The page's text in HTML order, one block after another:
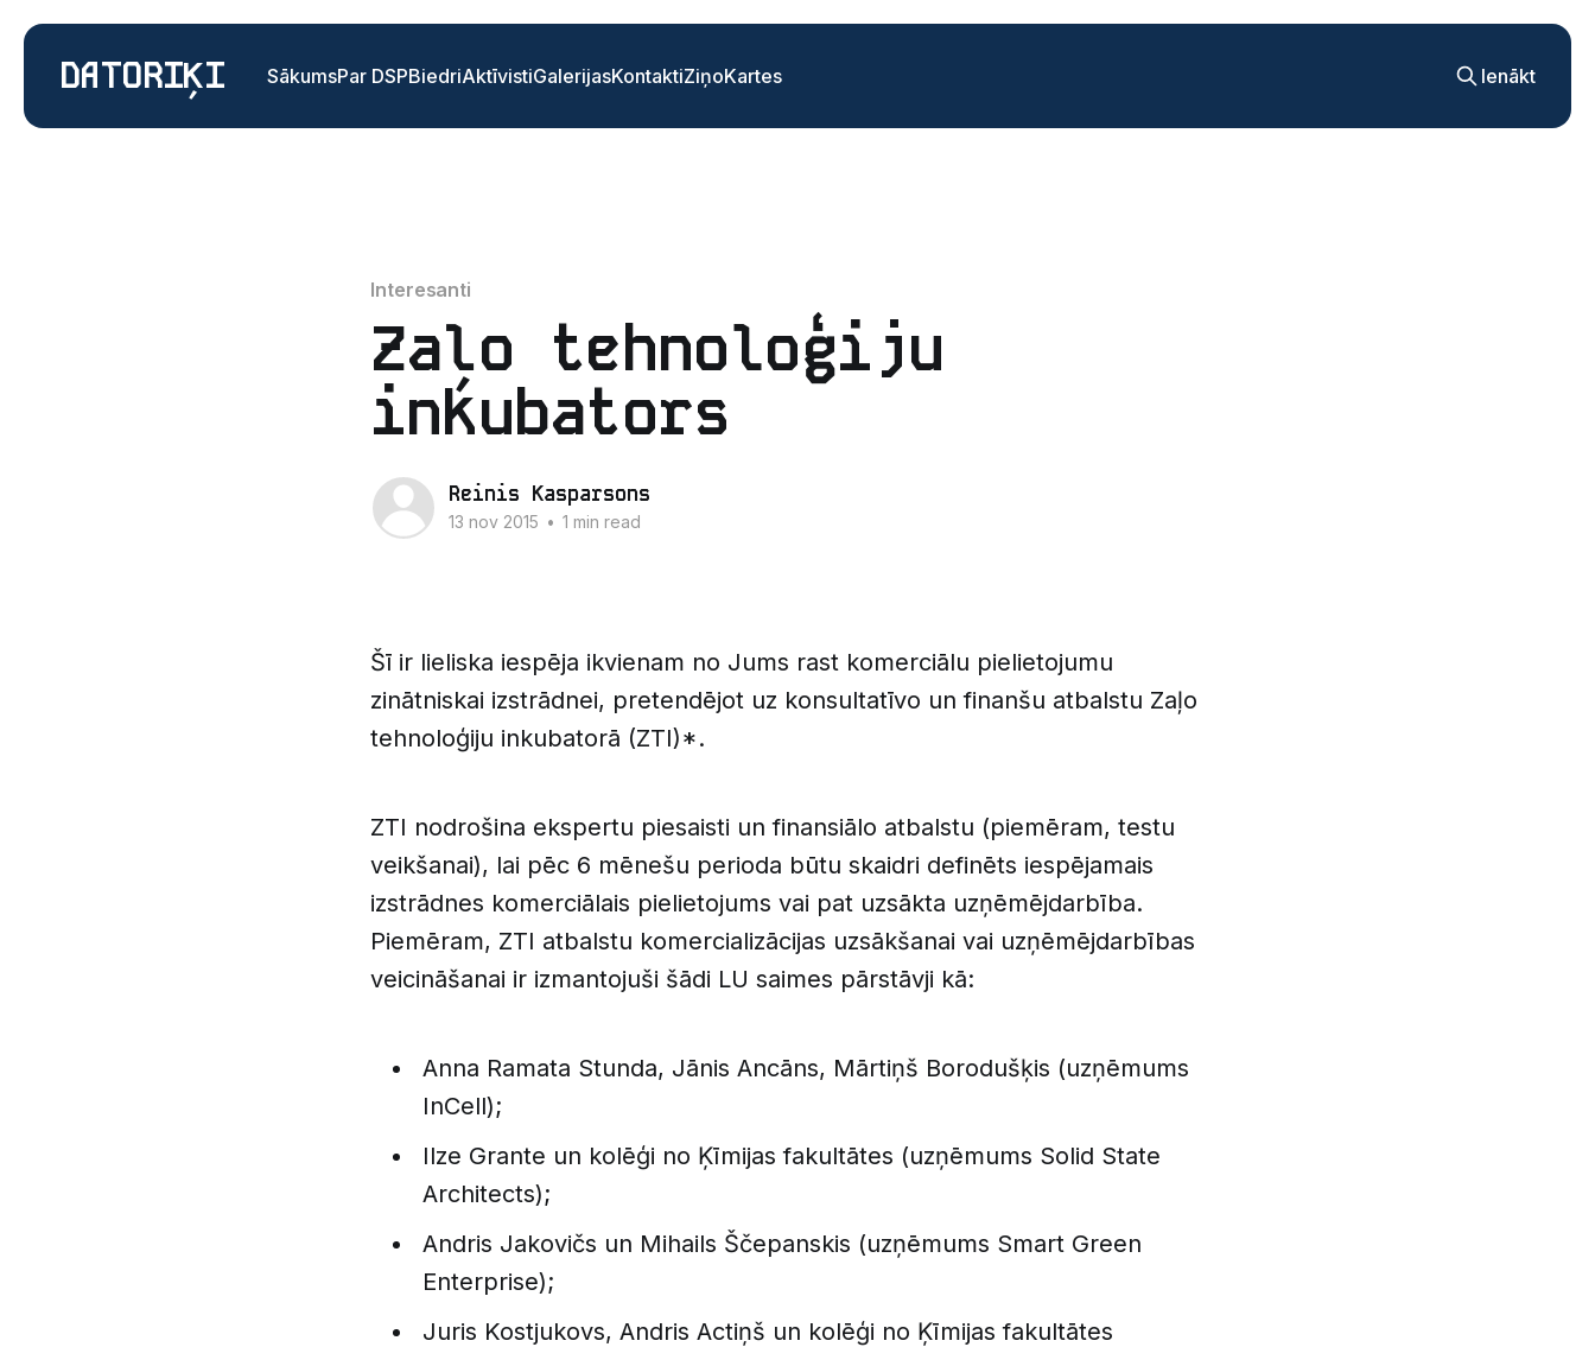
DATORIĶI SākumsPar DSPBiedriAktīvistiGalerijasKontaktiZiņoKartes Ienākt
Interesanti
Zaļo tehnoloģiju
inkubators
Reinis Kasparsons
13 nov 2015 • 1 min read
Šī ir lieliska iespēja ikvienam no Jums rast komerciālu pielietojumu
zinātniskai izstrādnei, pretendējot uz konsultatīvo un finanšu atbalstu Zaļo
tehnoloģiju inkubatorā (ZTI)*.
ZTI nodrošina ekspertu piesaisti un finansiālo atbalstu (piemēram, testu
veikšanai), lai pēc 6 mēnešu perioda būtu skaidri definēts iespējamais
izstrādnes komerciālais pielietojums vai pat uzsākta uzņēmējdarbība.
Piemēram, ZTI atbalstu komercializācijas uzsākšanai vai uzņēmējdarbības
veicināšanai ir izmantojuši šādi LU saimes pārstāvji kā:
Anna Ramata Stunda, Jānis Ancāns, Mārtiņš Borodušķis (uzņēmums
InCell);
Ilze Grante un kolēģi no Ķīmijas fakultātes (uzņēmums Solid State
Architects);
Andris Jakovičs un Mihails Ščepanskis (uzņēmums Smart Green
Enterprise);
Juris Kostjukovs, Andris Actiņš un kolēģi no Ķīmijas fakultātes